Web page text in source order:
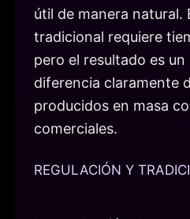
útil de manera natural.
tradicional requiere
pero el resultado es
diferencia claramente
producidos en masa
comerciales.
REGULACIÓN Y